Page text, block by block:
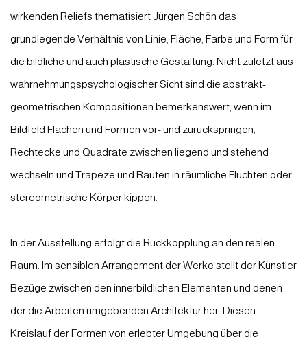
wirkenden Reliefs thematisiert Jürgen Schön das
grundlegende Verhältnis von Linie, Fläche, Farbe und Form für
die bildliche und auch plastische Gestaltung. Nicht zuletzt aus
wahrnehmungspsychologischer Sicht sind die abstrakt-
geometrischen Kompositionen bemerkenswert, wenn im
Bildfeld Flächen und Formen vor- und zurückspringen,
Rechtecke und Quadrate zwischen liegend und stehend
wechseln und Trapeze und Rauten in räumliche Fluchten oder
stereometrische Körper kippen.
In der Ausstellung erfolgt die Rückkopplung an den realen
Raum. Im sensiblen Arrangement der Werke stellt der Künstler
Bezüge zwischen den innerbildlichen Elementen und denen
der die Arbeiten umgebenden Architektur her. Diesen
Kreislauf der Formen von erlebter Umgebung über die